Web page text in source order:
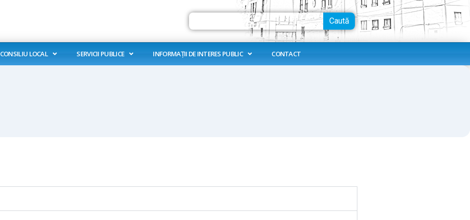
Search
Caută
CONSILIU LOCAL SERVICII PUBLICE INFORMAȚII DE INTERES PUBLIC CONTACT